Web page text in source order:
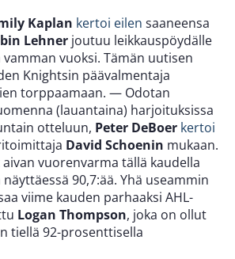
Kaplan kertoi eilen saaneensa
Lehner joutuu leikkauspöydälle
vuoksi. Tämän uutisen
Knightsin päävalmentaja
torppaamaan. — Odotan
(lauantaina) harjoituksissa
otteluun, Peter DeBoer kertoi
David Schoenin mukaan.
vuorenvarma tällä kaudella
90,7:ää. Yhä useammin
viime kauden parhaaksi AHL-
Logan Thompson, joka on ollut
tiellä 92-prosenttisella